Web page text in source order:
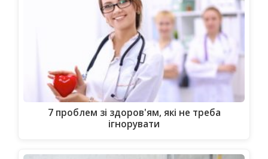
7 проблем зі здоров'ям, які не треба
ігнорувати